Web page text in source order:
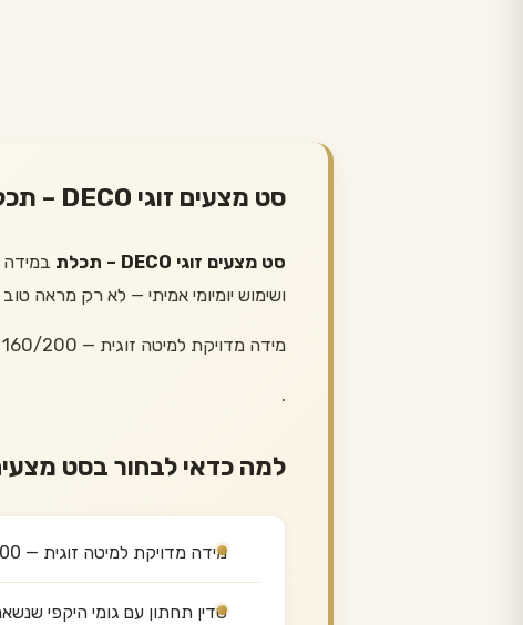
סט מצעים זוגי DECO – תכלת — כל מה שחשוב לדעת
סט מצעים זוגי DECO – תכלת במידה
ושימוש יומיומי אמיתי — לא רק מראה
מידה מדויקת למיטה זוגית — 160/200 ס״מ
.
למה כדאי לבחור בסט
מידה מדויקת למיטה זוגית — 160/200 ס״מ
סדין תחתון עם גומי היקפי